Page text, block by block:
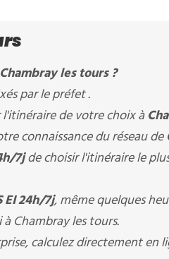
Chambray les tours?
par le préfet .
de votre choix à
connaissance du réseau de
7jde choisir l'itinéraire le
EI 24h/7j, même quelques
Chambray les tours.
calculez directement en